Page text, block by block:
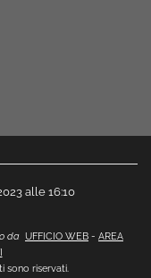
alle 16:10
da UFFICIO WEB - AREA
sono riservati.